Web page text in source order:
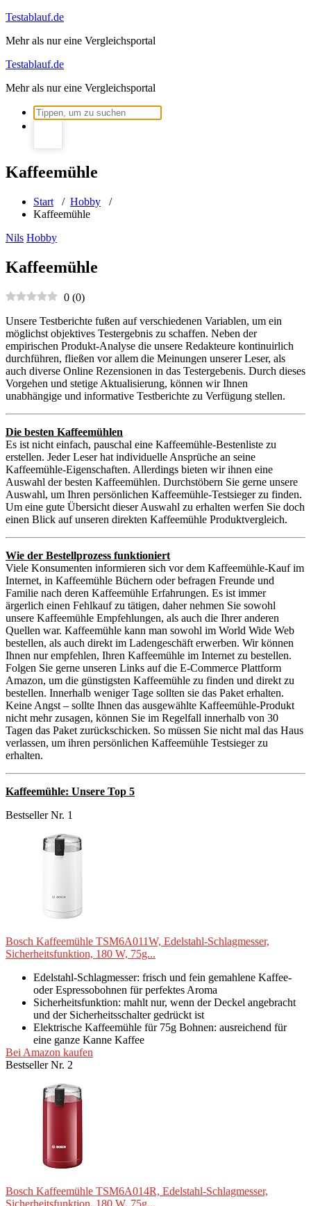
Zum
springen
Testablauf.de
Mehr als nur eine Vergleichsportal
Testablauf.de
Mehr als nur eine Vergleichsportal
Suchen
nach:
Kaffeemühle
Start / Hobby /
Kaffeemühle
Nils Hobby
Kaffeemühle
0 (0)
Unsere Testberichte fußen auf verschiedenen Variablen, um ein
möglichst objektives Testergebnis zu schaffen. Neben der
empirischen Produkt-Analyse die unsere Redakteure kontinuirlich
durchführen, fließen vor allem die Meinungen unserer Leser, als
auch diverse Online Rezensionen in das Testergebenis. Durch dieses
Vorgehen und stetige Aktualisierung, können wir Ihnen
unabhängige und informative Testberichte zu Verfügung stellen.
Die besten Kaffeemühlen
Es ist nicht einfach, pauschal eine Kaffeemühle-Bestenliste zu
erstellen. Jeder Leser hat individuelle Ansprüche an seine
Kaffeemühle-Eigenschaften. Allerdings bieten wir ihnen eine
Auswahl der besten Kaffeemühlen. Durchstöbern Sie gerne unsere
Auswahl, um Ihren persönlichen Kaffeemühle-Testsieger zu finden.
Um eine gute Übersicht dieser Auswahl zu erhalten werfen Sie doch
einen Blick auf unseren direkten Kaffeemühle Produktvergleich.
Wie der Bestellprozess funktioniert
Viele Konsumenten informieren sich vor dem Kaffeemühle-Kauf im
Internet, in Kaffeemühle Büchern oder befragen Freunde und
Familie nach deren Kaffeemühle Erfahrungen. Es ist immer
ärgerlich einen Fehlkauf zu tätigen, daher nehmen Sie sowohl
unsere Kaffeemühle Empfehlungen, als auch die Ihrer anderen
Quellen war. Kaffeemühle kann man sowohl im World Wide Web
bestellen, als auch direkt im Ladengeschäft erwerben. Wir können
Ihnen nur empfehlen, Ihren Kaffeemühle im Internet zu bestellen.
Folgen Sie gerne unseren Links auf die E-Commerce Plattform
Amazon, um die günstigsten Kaffeemühle zu finden und direkt zu
bestellen. Innerhalb weniger Tage sollten sie das Paket erhalten.
Keine Angst – sollte Ihnen das ausgewählte Kaffeemühle-Produkt
nicht mehr zusagen, können Sie im Regelfall innerhalb von 30
Tagen das Paket zurückschicken. So müssen Sie nicht mal das Haus
verlassen, um ihren persönlichen Kaffeemühle Testsieger zu
erhalten.
Kaffeemühle: Unsere Top 5
Bestseller Nr. 1
Bosch Kaffeemühle TSM6A011W, Edelstahl-Schlagmesser,
Sicherheitsfunktion, 180 W, 75g...
Edelstahl-Schlagmesser: frisch und fein gemahlene Kaffee-
oder Espressobohnen für perfektes Aroma
Sicherheitsfunktion: mahlt nur, wenn der Deckel angebracht
und der Sicherheitsschalter gedrückt ist
Elektrische Kaffeemühle für 75g Bohnen: ausreichend für
eine ganze Kanne Kaffee
Bei Amazon kaufen
Bestseller Nr. 2
Bosch Kaffeemühle TSM6A014R, Edelstahl-Schlagmesser,
Sicherheitsfunktion, 180 W, 75g...